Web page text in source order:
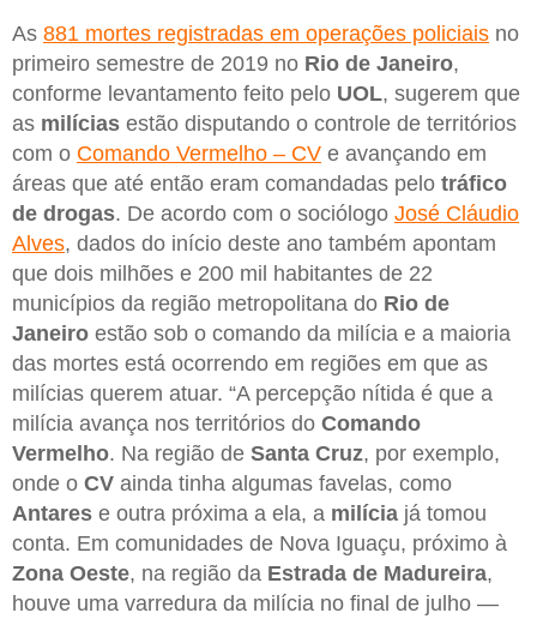
As 881 mortes registradas em operações policiais no
primeiro semestre de 2019 no Rio de Janeiro,
conforme levantamento feito pelo UOL, sugerem que
as milícias estão disputando o controle de territórios
com o Comando Vermelho – CV e avançando em
áreas que até então eram comandadas pelo tráfico
de drogas. De acordo com o sociólogo José Cláudio
Alves, dados do início deste ano também apontam
que dois milhões e 200 mil habitantes de 22
municípios da região metropolitana do Rio de
Janeiro estão sob o comando da milícia e a maioria
das mortes está ocorrendo em regiões em que as
milícias querem atuar. “A percepção nítida é que a
milícia avança nos territórios do Comando
Vermelho. Na região de Santa Cruz, por exemplo,
onde o CV ainda tinha algumas favelas, como
Antares e outra próxima a ela, a milícia já tomou
conta. Em comunidades de Nova Iguaçu, próximo à
Zona Oeste, na região da Estrada de Madureira,
houve uma varredura da milícia no final de julho —